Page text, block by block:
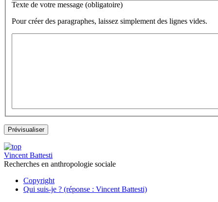
Texte de votre message (obligatoire)
Pour créer des paragraphes, laissez simplement des lignes vides.
Vincent Battesti
Recherches en anthropologie sociale
Copyright
Qui suis-je ? (réponse : Vincent Battesti)